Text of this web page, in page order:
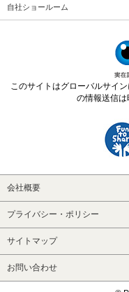
自社ショールーム
このサイトはグローバルサイ
の情報送信は
会社概要
プライバシー・ポリシー
サイトマップ
お問い合わせ